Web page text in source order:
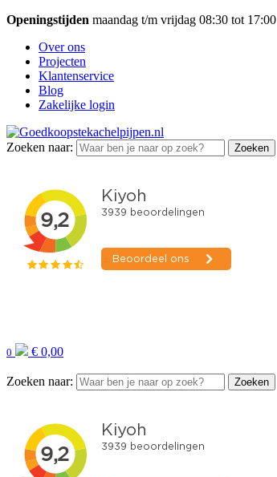
Openingstijden maandag t/m vrijdag 08:30 tot 17:00
Over ons
Projecten
Klantenservice
Blog
Zakelijke login
Zoeken naar: Zoeken
0 € 0,00
Zoeken naar: Zoeken